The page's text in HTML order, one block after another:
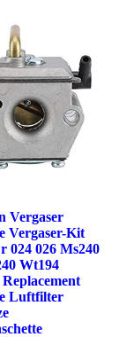
Vergaser
Vergaser-Kit
024 026 Ms240
Wt194
Luftfilter